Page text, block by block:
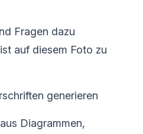
Fragen dazu
auf diesem Foto zu
generieren
Diagrammen,